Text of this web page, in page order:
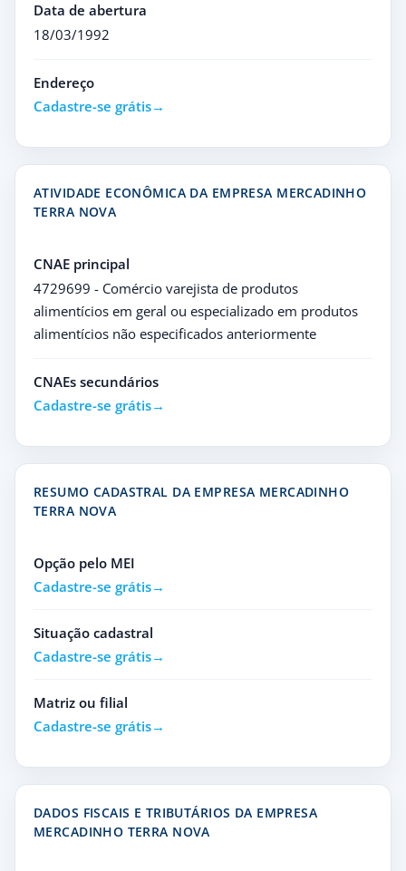
Data de abertura
18/03/1992
Endereço
Cadastre-se grátis
ATIVIDADE ECONÔMICA DA EMPRESA MERCADINHO
TERRA NOVA
CNAE principal
4729699 - Comércio varejista de produtos
alimentícios em geral ou especializado em produtos
alimentícios não especificados anteriormente
CNAEs secundários
Cadastre-se grátis
RESUMO CADASTRAL DA EMPRESA MERCADINHO
TERRA NOVA
Opção pelo MEI
Cadastre-se grátis
Situação cadastral
Cadastre-se grátis
Matriz ou filial
Cadastre-se grátis
DADOS FISCAIS E TRIBUTÁRIOS DA EMPRESA
MERCADINHO TERRA NOVA